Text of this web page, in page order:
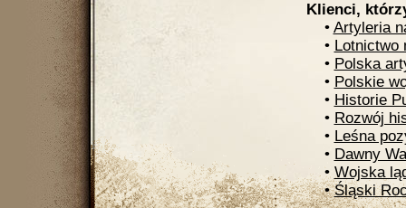
Klienci,
• Artyleria
• Lotnictwo
• Polska
• Polskie
• Historie
• Rozwój
• Leśna
• Dawny
• Wojska
• Śląski